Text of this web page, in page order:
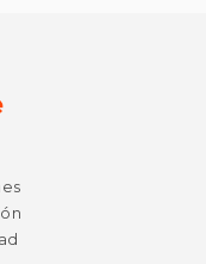
dcto.